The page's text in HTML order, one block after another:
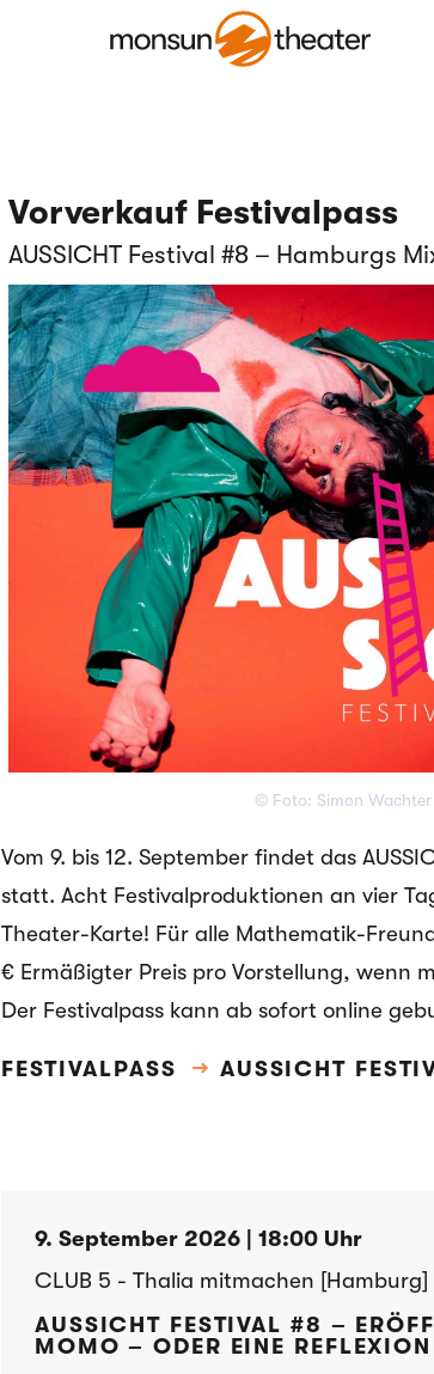
Vorverkauf Festivalpass
AUSSICHT Festival #8 – Hamburgs
© Foto: Simon
Vom 9. bis 12. September findet das
statt. Acht Festivalproduktionen an vier
Theater-Karte! Für alle Mathematik-
€ Ermäßigter Preis pro Vorstellung, wenn
Der Festivalpass kann ab sofort online
FESTIVALPASS → AUSSICHT
9. September 2026 | 18:00 Uhr
CLUB 5 - Thalia mitmachen [Hamburg]
AUSSICHT FESTIVAL #8 –
MOMO – ODER EINE